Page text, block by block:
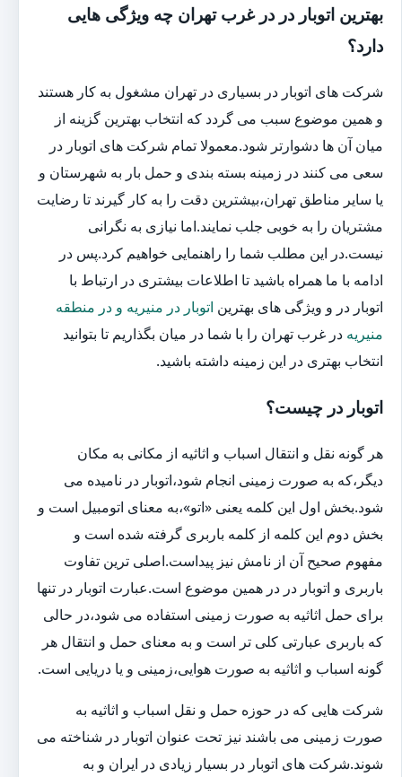
بهترین اتوبار در در غرب تهران چه ویژگی هایی
دارد؟
شرکت های اتوبار در بسیاری در تهران مشغول به کار هستند
و همین موضوع سبب می گردد که انتخاب بهترین گزینه از
میان آن ها دشوارتر شود.معمولا تمام شرکت های اتوبار در
سعی می کنند در زمینه بسته بندی و حمل بار به شهرستان و
یا سایر مناطق تهران،بیشترین دقت را به کار گیرند تا رضایت
مشتریان را به خوبی جلب نمایند.اما نیازی به نگرانی
نیست.در این مطلب شما را راهنمایی خواهیم کرد.پس در
ادامه با ما همراه باشید تا اطلاعات بیشتری در ارتباط با
اتوبار در و ویژگی های بهترین اتوبار در منیریه و در منطقه
منیریه در غرب تهران را با شما در میان بگذاریم تا بتوانید
انتخاب بهتری در این زمینه داشته باشید.
اتوبار در چیست؟
هر گونه نقل و انتقال اسباب و اثاثیه از مکانی به مکان
دیگر،که به صورت زمینی انجام شود،اتوبار در نامیده می
شود.بخش اول این کلمه یعنی «اتو»،به معنای اتومبیل است و
بخش دوم این کلمه از کلمه باربری گرفته شده است و
مفهوم صحیح آن از نامش نیز پیداست.اصلی ترین تفاوت
باربری و اتوبار در در همین موضوع است.عبارت اتوبار در تنها
برای حمل اثاثیه به صورت زمینی استفاده می شود،در حالی
که باربری عبارتی کلی تر است و به معنای حمل و انتقال هر
گونه اسباب و اثاثیه به صورت هوایی،زمینی و یا دریایی است.
شرکت هایی که در حوزه حمل و نقل اسباب و اثاثیه به
صورت زمینی می باشند نیز تحت عنوان اتوبار در شناخته می
شوند.شرکت های اتوبار در بسیار زیادی در ایران و به